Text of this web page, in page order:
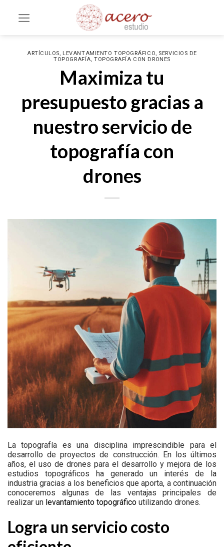
ARTÍCULOS LEVANTAMIENTO TOPOGRÁFICO SERVICIOS DE
TOPOGRAFÍA TOPOGRAFÍA CON DRONES
Maximiza tu
presupuesto gracias a
nuestro servicio de
topografía con
drones
La topografía es una disciplina imprescindible para el
desarrollo de proyectos de construcción. En los últimos
años, el uso de drones para el desarrollo y mejora de los
estudios topográficos ha generado un interés de la
industria gracias a los beneficios que aporta, a continuación
conoceremos algunas de las ventajas principales de
realizar un levantamiento topográfico utilizando drones.
Logra un servicio costo